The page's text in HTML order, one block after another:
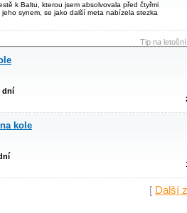
k Baltu, kterou jsem absolvovala před čtyřmi
jeho synem, se jako další meta nabízela stezka
Tip na
dní
kole
[ Další